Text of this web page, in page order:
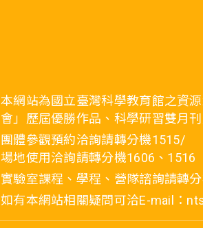
本網站為國立臺灣科學教育館之資
會」歷屆優勝作品、科學研習雙月
團體參觀預約洽詢請轉分機1515/
場地使用洽詢請轉分機1606、1516
實驗室課程、學程、營隊諮詢請轉
如有本網站相關疑問可洽E-mail：